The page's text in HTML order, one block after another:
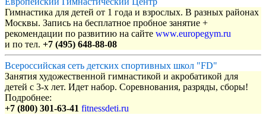
Гимнастика для детей от 1 года и взрослых. В разных районах
Москвы. Запись на бесплатное пробное занятие +
рекомендации по развитию на сайте www.europegym.ru
и по тел. +7 (495) 648-88-08
Всероссийская сеть детских спортивных школ "FD"
Занятия художественной гимнастикой и акробатикой для
детей с 3-х лет. Идет набор. Соревнования, разряды, сборы!
Подробнее:
+7 (800) 301-63-41 fitnessdeti.ru